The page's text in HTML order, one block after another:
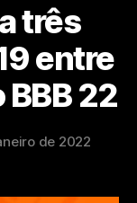
três
entre
22
de 2022